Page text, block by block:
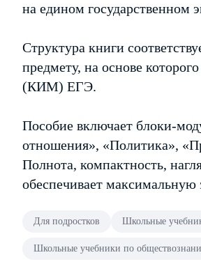
на едином государственном
Структура книги
предмету, на основе
(КИМ) ЕГЭ.
Пособие включает блоки-
отношения», «Политика»,
Полнота, компактность,
обеспечивает максимальную
Для подростков Школьные
Школьные учебники по